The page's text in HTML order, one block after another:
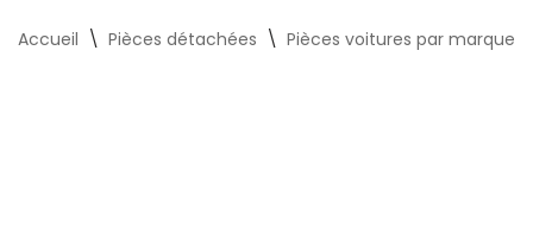
Accueil \ Pièces détachées \ Pièces voitures par marque